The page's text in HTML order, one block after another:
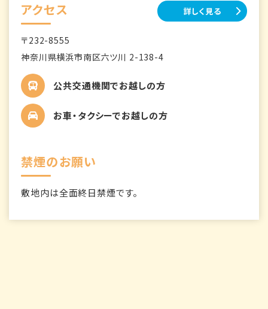
アクセス 詳しく見る
〒232-8555
神奈川県横浜市南区六ツ川 2-138-4
公共交通機関でお越しの方
お車・タクシーでお越しの方
禁煙のお願い
敷地内は全面終日禁煙です。